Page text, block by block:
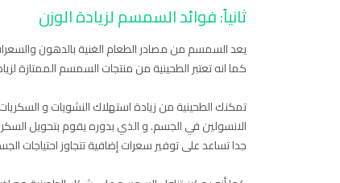
ثانياً: فوائد السمسم لزيادة الوزن
يعد السمسم من مصادر الطعام الغنية بالدهون
كما انه تعتبر الطحينية من منتجات السمسم الممتازة
تمكنك الطحينية من زيادة استهلاك النشويات و
الانسولين في الجسم. و الذي بدوره يقوم بتحويل
جدا تساعد على توفير سعرات إضافية تتجاوز احتياجات